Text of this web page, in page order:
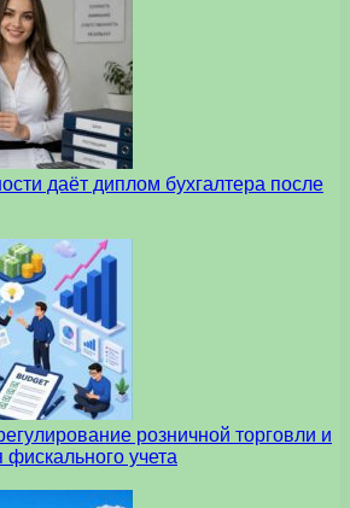
даёт диплом бухгалтера после
розничной торговли и
учета